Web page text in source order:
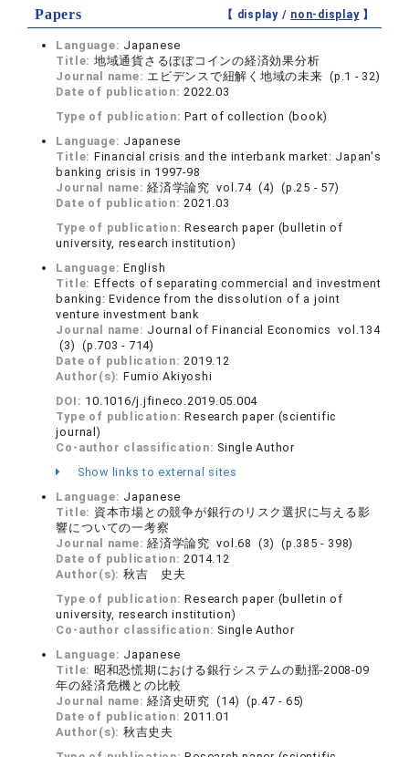
Papers 【 display / non-display】
Language: Japanese
Title: 地域通貨さるぼぼコインの経済効果分析
Journal name: エビデンスで紐解く地域の未来 (p.1 - 32)
Date of publication:2022.03
Type of publication:Part of collection (book)
Language: Japanese
Title: Financial crisis and the interbank market: Japan's
banking crisis in 1997-98
Journal name:経済学論究 vol.74 (4) (p.25 - 57)
Date of publication:2021.03
Type of publication:Research paper (bulletin of
university, research institution)
Language:English
Title: Effects of separating commercial and investment
banking: Evidence from the dissolution of a joint
venture investment bank
Journal name: Journal of Financial Economics vol.134
(3) (p.703 - 714)
Date of publication:2019.12
Author(s): Fumio Akiyoshi
DOI: 10.1016/j.jfineco.2019.05.004
Type of publication:Research paper (scientific
journal)
Co-author classification: Single Author
Show links to external sites
Language: Japanese
Title: 資本市場との競争が銀行のリスク選択に与える影
響についての一考察
Journal name:経済学論究 vol.68 (3) (p.385 - 398)
Date of publication:2014.12
Author(s): 秋吉 史夫
Type of publication:Research paper (bulletin of
university, research institution)
Co-author classification: Single Author
Language: Japanese
Title: 昭和恐慌期における銀行システムの動揺-2008-09
年の経済危機との比較
Journal name:経済史研究 (14) (p.47 - 65)
Date of publication:2011.01
Author(s): 秋吉史夫